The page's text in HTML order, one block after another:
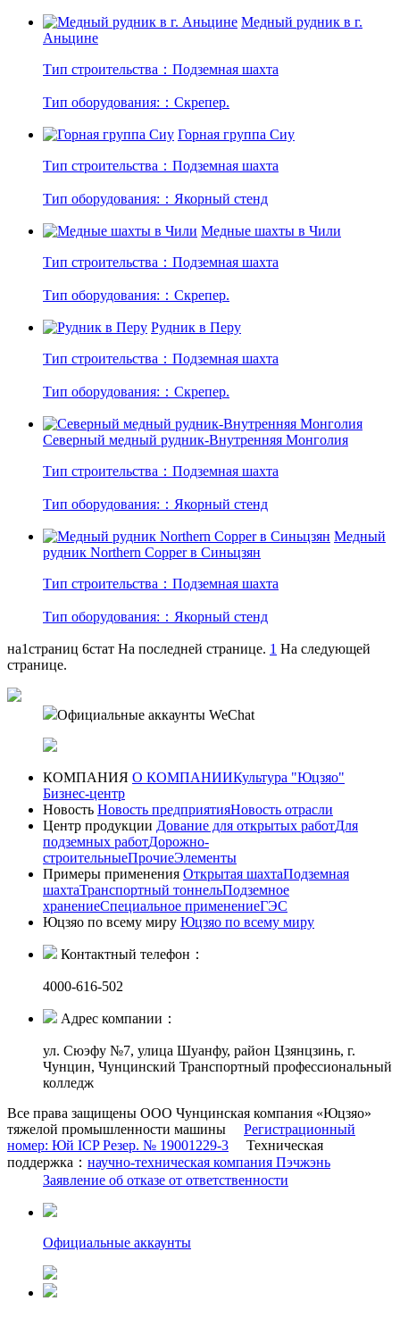
Медный рудник в г.
Аньцине
Тип строительства：Подземная шахта
Тип оборудования:：Скрепер.
Горная группа Сиу
Тип строительства：Подземная шахта
Тип оборудования:：Якорный стенд
Медные шахты в Чили
Тип строительства：Подземная шахта
Тип оборудования:：Скрепер.
Рудник в Перу
Тип строительства：Подземная шахта
Тип оборудования:：Скрепер.
Северный медный рудник-Внутренняя Монголия
Тип строительства：Подземная шахта
Тип оборудования:：Якорный стенд
Медный
рудник Northern Copper в Синьцзян
Тип строительства：Подземная шахта
Тип оборудования:：Якорный стенд
на1страниц 6стат На последней странице. 1 На следующей
странице.
Официальные аккаунты WeChat
КОМПАНИЯ О КОМПАНИИКультура "Юцзяо"
Бизнес-центр
Новость Новость предприятияНовость отрасли
Центр продукции Дование для открытых работДля
подземных работДорожно-
строительныеПрочиеЭлементы
Примеры применения Открытая шахтаПодземная
шахтаТранспортный тоннельПодземное
хранениеСпециальное применениеГЭС
Юцзяо по всему миру Юцзяо по всему миру
Контактный телефон：
4000-616-502
Адрес компании：
ул. Сюэфу №7, улица Шуанфу, район Цзянцзинь, г.
Чунцин, Чунцинский Транспортный профессиональный
колледж
Все права защищены ООО Чунцинская компания «Юцзяо»
тяжелой промышленности машины Регистрационный
номер: Юй ICP Резер. № 19001229-3 Техническая
поддержка： научно-техническая компания Пэчжэнь
Заявление об отказе от ответственности
Официальные аккаунты